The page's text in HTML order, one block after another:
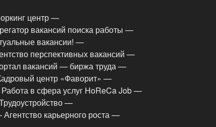
центр —
вакансий поиска работы —
вакансии! —
перспективных вакансий —
вакансий — биржа труда —
центр «Фаворит» —
в сфера услуг HoReCa Job —
—
карьерного роста —